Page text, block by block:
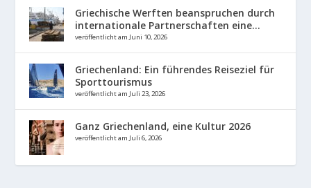
Griechische Werften beanspruchen durch
internationale Partnerschaften eine...
veröffentlicht am Juni 10, 2026
Griechenland: Ein führendes Reiseziel für
Sporttourismus
veröffentlicht am Juli 23, 2026
Ganz Griechenland, eine Kultur 2026
veröffentlicht am Juli 6, 2026